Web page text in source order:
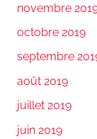
novembre
octobre 2019
septembre
août 2019
juillet 2019
juin 2019